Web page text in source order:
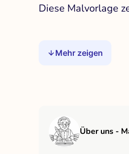
Diese Malvorlage
Mehr zeigen
Über uns -